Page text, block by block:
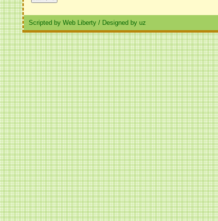
Scripted by Web Liberty / Designed by uz